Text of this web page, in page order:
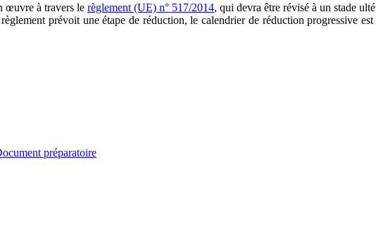
œuvre à travers le règlement (UE) n° 517/2014, qui devra être révisé à un stade
prévoit une étape de réduction, le calendrier de réduction progressive
préparatoire